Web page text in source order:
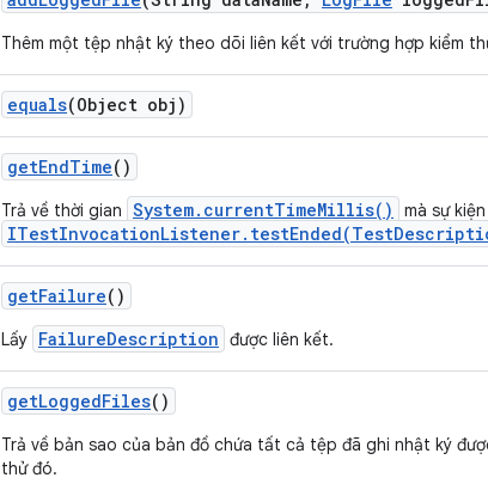
Thêm một tệp nhật ký theo dõi liên kết với trường hợp kiểm
equals(Object obj)
getEndTime()
Trả về thời gian System.currentTimeMillis() mà sự kiện
getFailure()
Lấy FailureDescription được liên kết.
getLoggedFiles()
Trả về bản sao của bản đồ chứa tất cả tệp đã ghi nhật ký
thử đó.